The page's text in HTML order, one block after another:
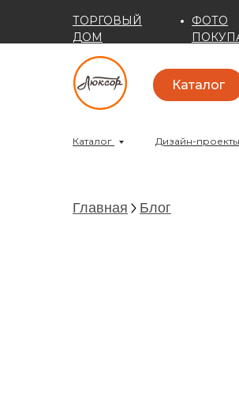
ТОРГОВЫЙ
ДОМ
ФОТО
Каталог
Каталог Дизайн-проекты
Главная Блог